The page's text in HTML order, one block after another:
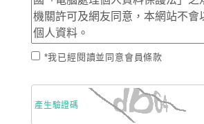
*我已經閱讀並同意會員條款
產生驗證碼